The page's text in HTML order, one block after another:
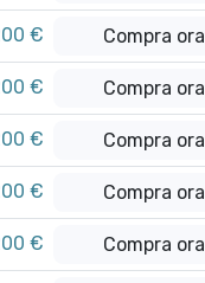
€ Compra ora
€ Compra ora
€ Compra ora
€ Compra ora
€ Compra ora